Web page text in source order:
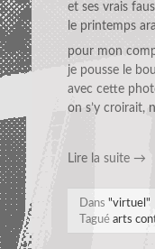
et ses vrais
le printemps
pour mon
je pousse le
avec cette
on s’y croirait,
Lire la suite →
Dans "virtuel"
Tagué arts